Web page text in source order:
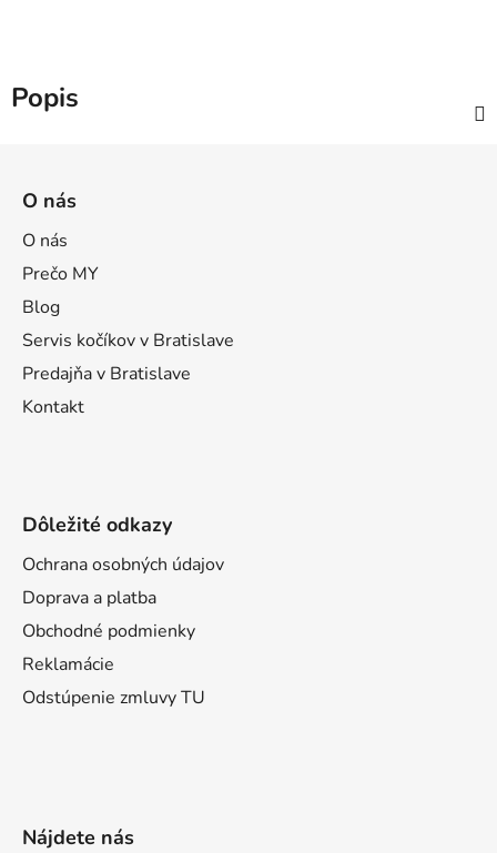
Popis
O nás
O nás
Prečo MY
Blog
Servis kočíkov v Bratislave
Predajňa v Bratislave
Kontakt
Dôležité odkazy
Ochrana osobných údajov
Doprava a platba
Obchodné podmienky
Reklamácie
Odstúpenie zmluvy TU
Nájdete nás